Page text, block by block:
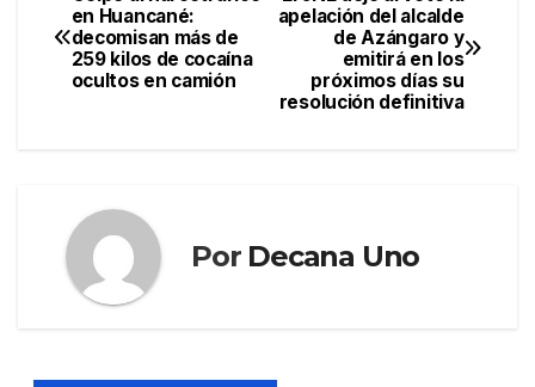
de
apelación del alcalde
de Azángaro y
emitirá en los
próximos días su
resolución definitiva
en Huancané:
decomisan más de
259 kilos de cocaína
ocultos en camión
Por Decana Uno